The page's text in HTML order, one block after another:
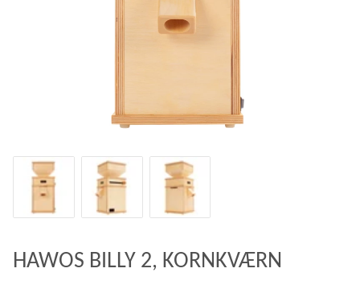
HAWOS BILLY 2, KORNKVÆRN